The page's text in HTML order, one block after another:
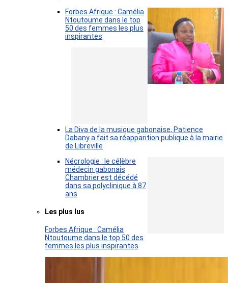
Forbes Afrique : Camélia
Ntoutoume dans le top
50 des femmes les plus
inspirantes
La Diva de la musique gabonaise, Patience
Dabany a fait sa réapparition publique à la mairie
de Libreville
Nécrologie : le célèbre
médecin gabonais
Chambrier est décédé
dans sa polyclinique à 87
ans
Les plus lus
Forbes Afrique : Camélia
Ntoutoume dans le top 50 des
femmes les plus inspirantes